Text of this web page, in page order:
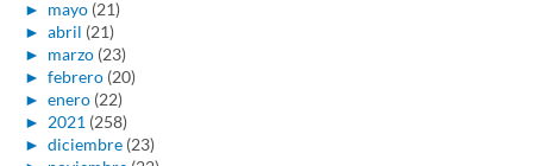
► mayo (21)
► abril (21)
► marzo (23)
► febrero (20)
► enero (22)
► 2021 (258)
► diciembre (23)